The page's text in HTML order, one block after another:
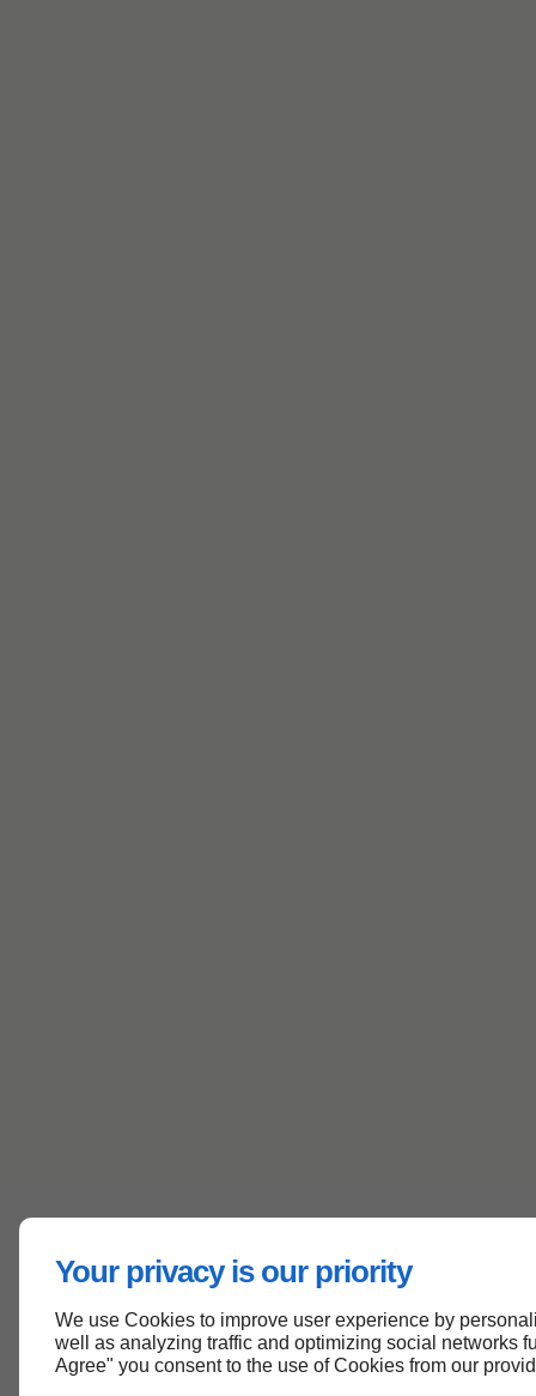
Your privacy is our priority
We use Cookies to improve user experience by
well as analyzing traffic and optimizing social networks
Agree" you consent to the use of Cookies from our